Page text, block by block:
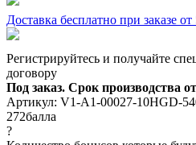
Доставка бесплатно при заказе
Регистрируйтесь и получайте
договору
Под заказ. Срок производства
Артикул: V1-A1-00027-10HGD-
272балла
?